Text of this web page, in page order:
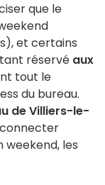
que le
et certains
réservé aux
tout le
du bureau.
de Villiers-le-
les